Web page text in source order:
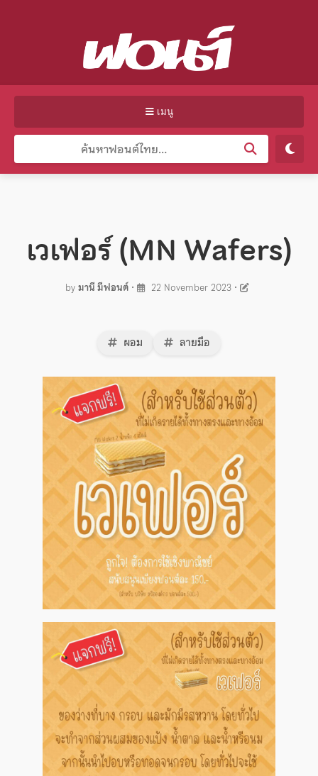
เมนู
เวเฟอร์ (MN Wafers)
byมานี มีฟอนต์ • 22 November 2023 •
ผอม ลายมือ